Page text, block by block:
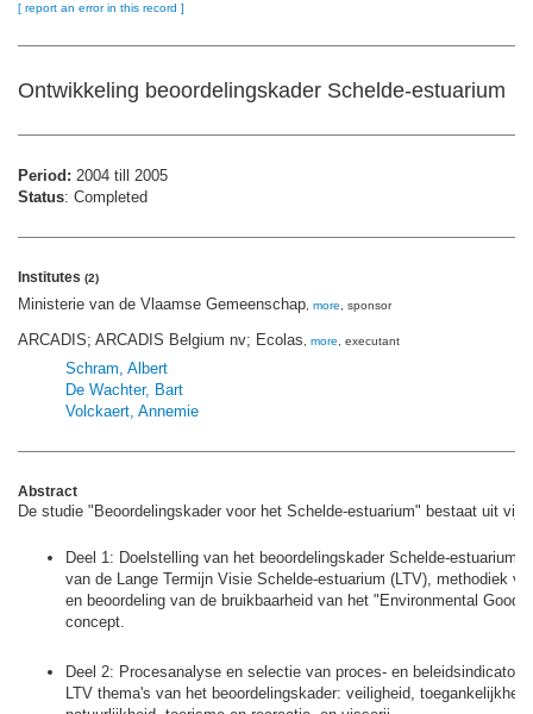
[ report an error in this record ]
Ontwikkeling beoordelingskader Schelde-estuarium
Period: 2004 till 2005
Status: Completed
Institutes (2)
Ministerie van de Vlaamse Gemeenschap, more, sponsor
ARCADIS; ARCADIS Belgium nv; Ecolas, more, executant
Schram, Albert
De Wachter, Bart
Volckaert, Annemie
Abstract
De studie "Beoordelingskader voor het Schelde-estuarium" bestaat uit vijf
Deel 1: Doelstelling van het beoordelingskader Schelde-estuarium,
van de Lange Termijn Visie Schelde-estuarium (LTV), methodiek
en beoordeling van de bruikbaarheid van het "Environmental
concept.
Deel 2: Procesanalyse en selectie van proces- en
LTV thema's van het beoordelingskader: veiligheid,